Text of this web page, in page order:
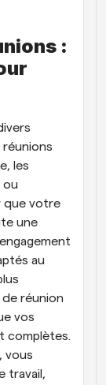
:
les
ou
que votre
une
au
réunion
vos
complètes.
vous
travail,